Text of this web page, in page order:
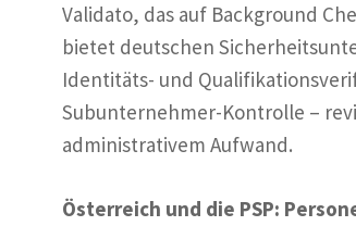
Validato, das auf Background
bietet deutschen
Identitäts- und
Subunternehmer-Kontrolle –
administrativem Aufwand.
Österreich und die PSP: